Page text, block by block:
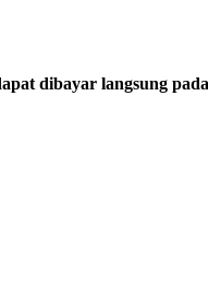
dibayar langsung